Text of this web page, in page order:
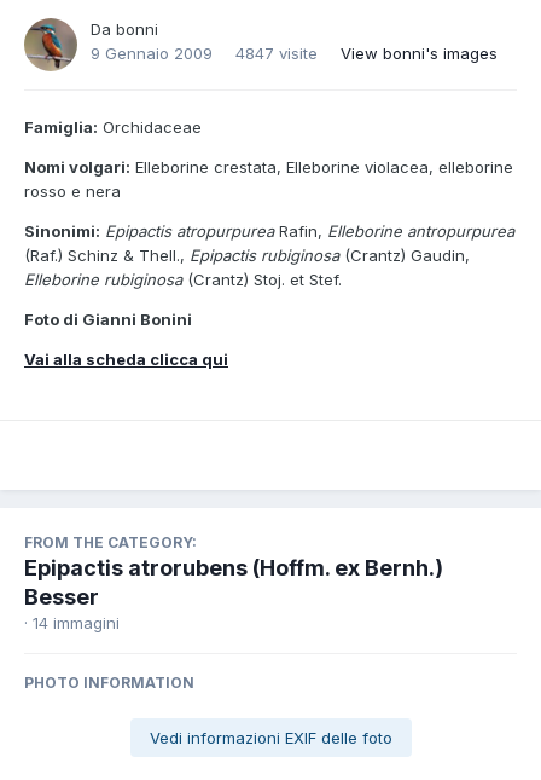
Da bonni
9 Gennaio 2009
4847 visite View bonni's images
Famiglia: Orchidaceae
Nomi volgari: Elleborine crestata, Elleborine violacea, elleborine
rosso e nera
Sinonimi: Epipactis atropurpureaRafin, Elleborine antropurpurea
(Raf.) Schinz & Thell., Epipactis rubiginosa(Crantz) Gaudin,
Elleborine rubiginosa(Crantz) Stoj. et Stef.
Foto di Gianni Bonini
Vai alla scheda clicca qui
FROM THE CATEGORY:
Epipactis atrorubens (Hoffm. ex Bernh.)
Besser
· 14 immagini
PHOTO INFORMATION
Vedi informazioni EXIF delle foto